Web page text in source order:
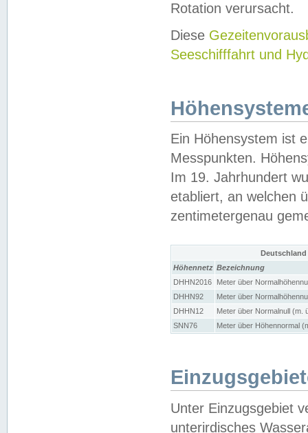
Rotation verursacht.
Diese
Seeschifffahrt und
Ein Höhensystem ist
Messpunkten.
Im 19. Jahrhundert
etabliert, an welchen
zentimetergenau
Höhennetz Bezeichnung
DHHN2016
Meter über
DHHN92
Meter über
DHHN12
Meter über Normalnull (m.
SNN76
Meter über Höhennormal
Unter Einzugsgebiet
unterirdisches